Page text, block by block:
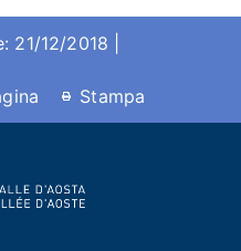
21/12/2018 |
Stampa